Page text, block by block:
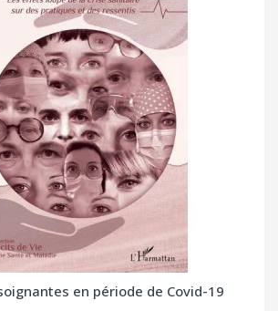
en période de Covid-19